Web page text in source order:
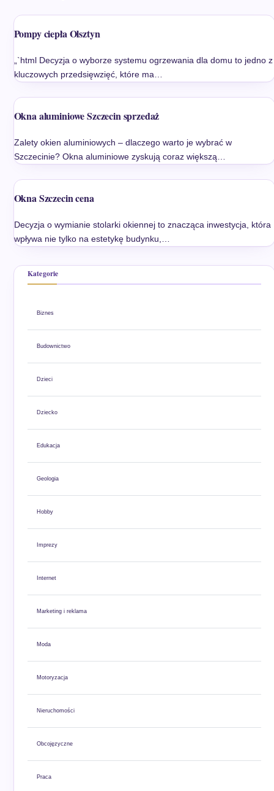
Pompy ciepła Olsztyn
„`html Decyzja o wyborze systemu ogrzewania dla domu to jedno z
kluczowych przedsięwzięć, które ma…
Okna aluminiowe Szczecin sprzedaż
Zalety okien aluminiowych – dlaczego warto je wybrać w
Szczecinie? Okna aluminiowe zyskują coraz większą…
Okna Szczecin cena
Decyzja o wymianie stolarki okiennej to znacząca inwestycja, która
wpływa nie tylko na estetykę budynku,…
Kategorie
Biznes
Budownictwo
Dzieci
Dziecko
Edukacja
Geologia
Hobby
Imprezy
Internet
Marketing i reklama
Moda
Motoryzacja
Nieruchomości
Obcojęzyczne
Praca